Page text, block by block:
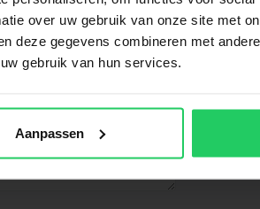
over uw gebruik van onze site met
deze gegevens combineren met
gebruik van hun services.
Aanpassen